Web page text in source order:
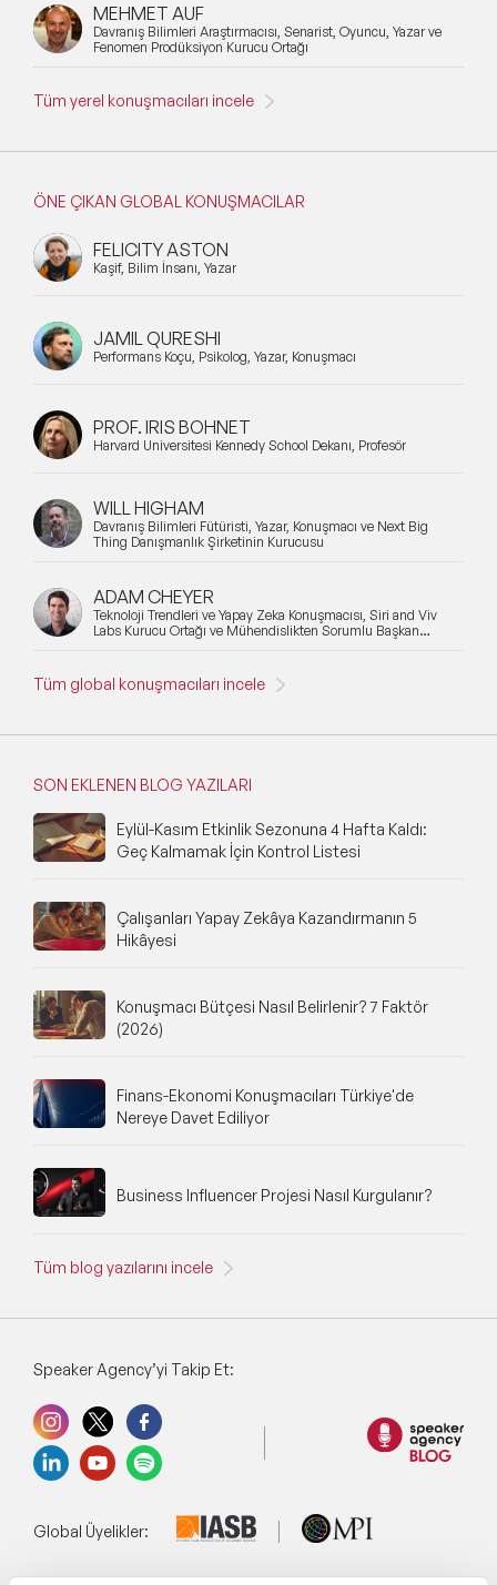
MEHMET AUF
Davranış Bilimleri Araştırmacısı, Senarist, Oyuncu, Yazar ve
Fenomen Prodüksiyon Kurucu Ortağı
Tüm yerel konuşmacıları incele
ÖNE ÇIKAN GLOBAL KONUŞMACILAR
FELICITY ASTON
Kaşif, Bilim İnsanı, Yazar
JAMIL QURESHI
Performans Koçu, Psikolog, Yazar, Konuşmacı
PROF. IRIS BOHNET
Harvard Üniversitesi Kennedy School Dekanı, Profesör
WILL HIGHAM
Davranış Bilimleri Fütüristi, Yazar, Konuşmacı ve Next Big
Thing Danışmanlık Şirketinin Kurucusu
ADAM CHEYER
Teknoloji Trendleri ve Yapay Zeka Konuşmacısı, Siri and Viv
Labs Kurucu Ortağı ve Mühendislikten Sorumlu Başkan
Tüm global konuşmacıları incele
SON EKLENEN BLOG YAZILARI
Eylül-Kasım Etkinlik Sezonuna 4 Hafta Kaldı:
Geç Kalmamak İçin Kontrol Listesi
Çalışanları Yapay Zekâya Kazandırmanın 5
Hikâyesi
Konuşmacı Bütçesi Nasıl Belirlenir? 7 Faktör
(2026)
Finans-Ekonomi Konuşmacıları Türkiye'de
Nereye Davet Ediliyor
Business Influencer Projesi Nasıl Kurgulanır?
Tüm blog yazılarını incele
Speaker Agency’yi Takip Et:
Global Üyelikler: